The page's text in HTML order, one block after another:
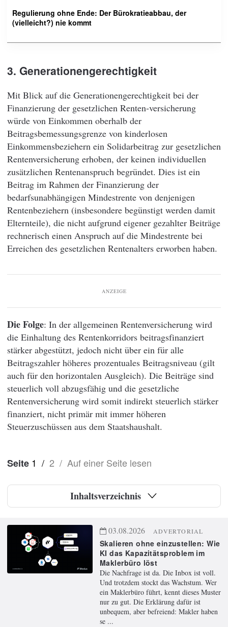
Regulierung ohne Ende: Der Bürokratieabbau, der
(vielleicht?) nie kommt
3. Generationengerechtigkeit
Mit Blick auf die Generationengerechtigkeit bei der
Finanzierung der gesetzlichen Renten-versicherung
würde von Einkommen oberhalb der
Beitragsbemessungsgrenze von kinderlosen
Einkommensbeziehern ein Solidarbeitrag zur gesetzlichen
Rentenversicherung erhoben, der keinen individuellen
zusätzlichen Rentenanspruch begründet. Dies ist ein
Beitrag im Rahmen der Finanzierung der
bedarfsunabhängigen Mindestrente von denjenigen
Rentenbeziehern (insbesondere begünstigt werden damit
Elternteile), die nicht aufgrund eigener gezahlter Beiträge
rechnerisch einen Anspruch auf die Mindestrente bei
Erreichen des gesetzlichen Rentenalters erworben haben.
ANZEIGE
Die Folge: In der allgemeinen Rentenversicherung wird
die Einhaltung des Rentenkorridors beitragsfinanziert
stärker abgestützt, jedoch nicht über ein für alle
Beitragszahler höheres prozentuales Beitragsniveau (gilt
auch für den horizontalen Ausgleich). Die Beiträge sind
steuerlich voll abzugsfähig und die gesetzliche
Rentenversicherung wird somit indirekt steuerlich stärker
finanziert, nicht primär mit immer höheren
Steuerzuschüssen aus dem Staatshaushalt.
Seite 1 / 2 / Auf einer Seite lesen
Inhaltsverzeichnis
03.08.2026 ADVERTORIAL
Skalieren ohne einzustellen: Wie
KI das Kapazitätsproblem im
Maklerbüro löst
Die Nachfrage ist da. Die Inbox ist voll.
Und trotzdem stockt das Wachstum. Wer
ein Maklerbüro führt, kennt dieses Muster
nur zu gut. Die Erklärung dafür ist
unbequem, aber befreiend: Makler haben
se ...